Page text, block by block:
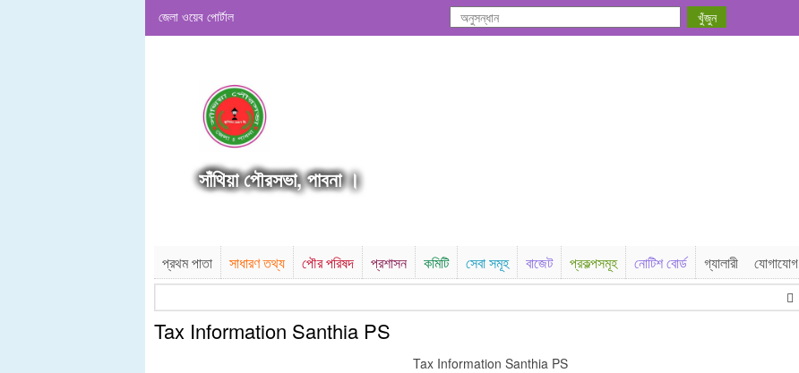
জেলা ওয়েব পোর্টাল
সাঁথিয়া পৌরসভা, পাবনা ।
প্রথম পাতা সাধারণ তথ্য পৌর পরিষদ প্রশাসন কমিটি সেবা সমূহ বাজেট প্রকল্পসমূহ নোটিশ বোর্ড গ্যালারী যোগাযোগ
Tax Information Santhia PS
Tax Information Santhia PS